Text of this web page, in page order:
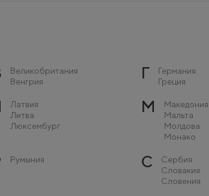
Великобритания
Венгрия
Г
Германия
Греция
Латвия
Литва
Люксембург
М
Македония
Мальта
Молдова
Монако
Румыния С
Сербия
Словакия
Словения